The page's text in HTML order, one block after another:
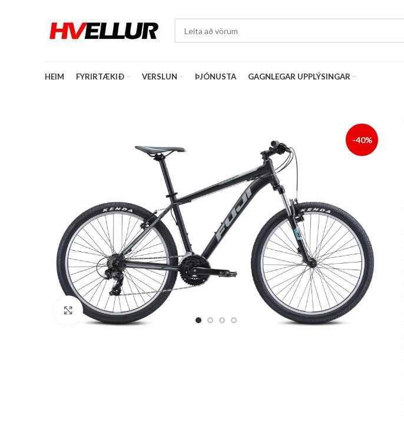
HEIM FYRIRTÆKIÐ VERSLUN ÞJÓNUSTA GAGNLEGAR UPPLÝSINGAR
-40%
Stækka mynd